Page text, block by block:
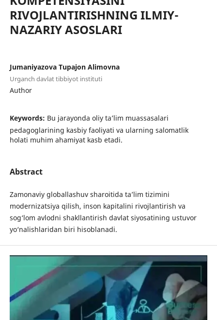
RIVOJLANTIRISHNING ILMIY-
NAZARIY ASOSLARI
Jumaniyazova Tupajon Alimovna
Urganch davlat tibbiyot instituti
Author
Keywords: Bu jarayonda oliy ta’lim muassasalari
pedagoglarining kasbiy faoliyati va ularning salomatlik
holati muhim ahamiyat kasb etadi.
Abstract
Zamonaviy globallashuv sharoitida ta’lim tizimini
modernizatsiya qilish, inson kapitalini rivojlantirish va
sog‘lom avlodni shakllantirish davlat siyosatining ustuvor
yo‘nalishlaridan biri hisoblanadi.